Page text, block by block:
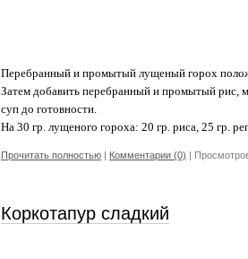
Перебранный и промытый лущеный горох
Затем добавить перебранный и промытый рис,
суп до готовности.
На 30 гр. лущеного гороха: 20 гр. риса, 25 гр.
Прочитать полностью | Комментарии (0) |
Коркотапур сладкий